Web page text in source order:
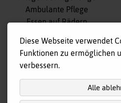
überspringen
Ambulante Pflege
Essen auf Rädern
Tagespflege
Hausnotruf
Diese Webseite verwendet
Funktionen zu ermöglichen
verbessern.
Alle